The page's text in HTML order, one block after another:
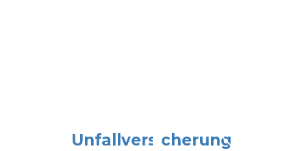
Unfallversicherung